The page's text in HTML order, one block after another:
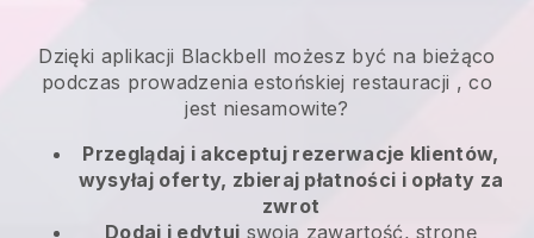
Dzięki aplikacji Blackbell możesz być na bieżąco
podczas prowadzenia estońskiej restauracji , co
jest niesamowite?
Przeglądaj i akceptuj rezerwacje klientów,
wysyłaj oferty, zbieraj płatności i opłaty za
zwrot
Dodaj i edytuj swoją zawartość, stronę